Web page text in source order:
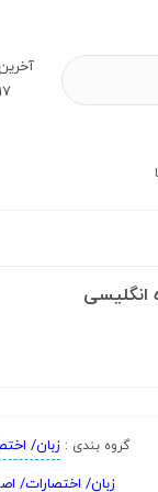
انگلیسی
گروه بندی :زبان/
زبان/ اختصارات/